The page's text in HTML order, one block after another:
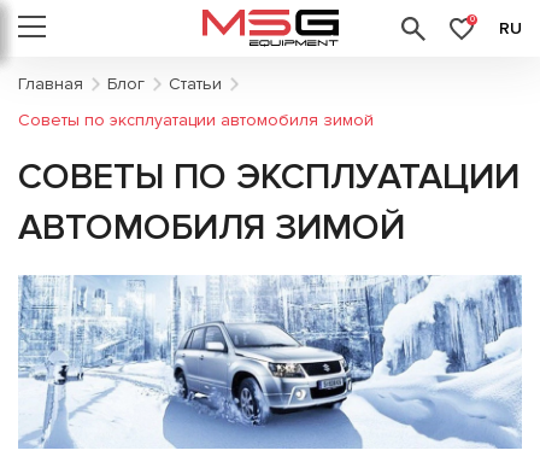
0 RU
Главная Блог
Статьи
Советы по эксплуатации автомобиля зимой
СОВЕТЫ ПО ЭКСПЛУАТАЦИИ
АВТОМОБИЛЯ ЗИМОЙ